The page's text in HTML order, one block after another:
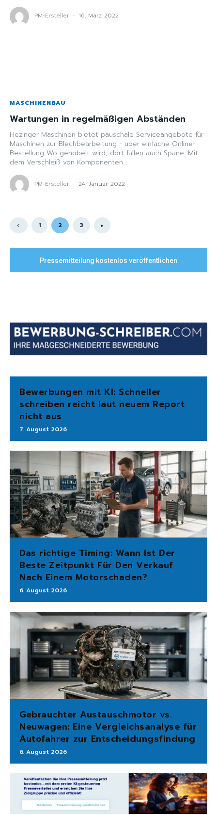
PM-Ersteller - 16. März 2022
MASCHINENBAU
Wartungen in regelmäßigen Abständen
Hezinger Maschinen bietet pauschale Serviceangebote für
Maschinen zur Blechbearbeitung - über einfache Online-
Bestellung Wo gehobelt wird, dort fallen auch Späne. Mit
dem Verschleiß von Komponenten...
PM-Ersteller - 24. Januar 2022
1 2 3
Pressemitteilung kostenlos veröffentlichen
Bewerbungen mit KI: Schneller
schreiben reicht laut neuem Report
nicht aus
7. August 2026
Das richtige Timing: Wann Ist Der
Beste Zeitpunkt Für Den Verkauf
Nach Einem Motorschaden?
6. August 2026
Gebrauchter Austauschmotor vs.
Neuwagen: Eine Vergleichsanalyse für
Autofahrer zur Entscheidungsfindung
6. August 2026